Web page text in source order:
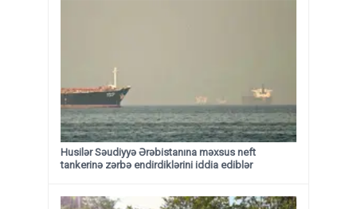
Husilər Səudiyyə Ərəbistanına məxsus neft
tankerinə zərbə endirdiklərini iddia ediblər